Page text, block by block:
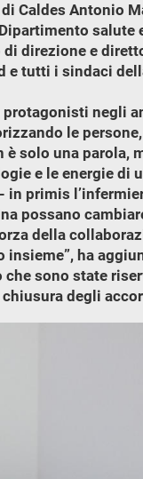
Caldes Antonio
salute
direzione e
e tutti i sindaci
negli
le
è solo una parola,
e le energie di
primis
possano
della
ha
sono state
degli